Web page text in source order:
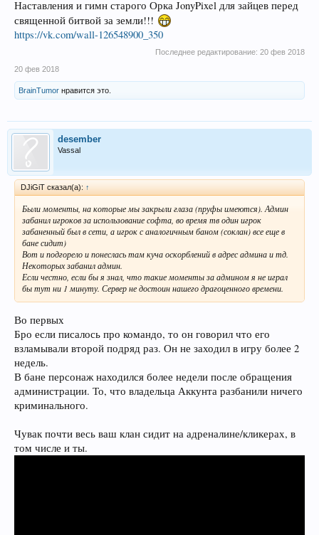
Наставления и гимн старого Орка JonyPixel для зайцев перед
священной битвой за земли!!!
https://vk.com/wall-126548900_350
Последнее редактирование: 20 фев 2018
20 фев 2018
BrainTumor нравится это.
desember
Vassal
DJiGiT сказал(а): ↑
Были моменты, на которые мы закрыли глаза (пруфы имеются). Админ
забанил игроков за использование софта, во время тв один игрок
забаненный был в сети, а игрок с аналогичным баном (соклан) все еще в
бане сидит)
Вот и подгорело и понеслась там куча оскорблений в адрес админа и тд.
Некоторых забанил админ.
Если честно, если бы я знал, что такие моменты за админом я не играл
бы тут ни 1 минуту. Сервер не достоин нашего драгоценного времени.
Во первых
Бро если писалось про командо, то он говорил что его
взламывали второй подряд раз. Он не заходил в игру более 2
недель.
В бане персонаж находился более недели после обращения
администрации. То, что владельца Аккунта разбанили ничего
криминального.
Чувак почти весь ваш клан сидит на адреналине/кликерах, в
том числе и ты.